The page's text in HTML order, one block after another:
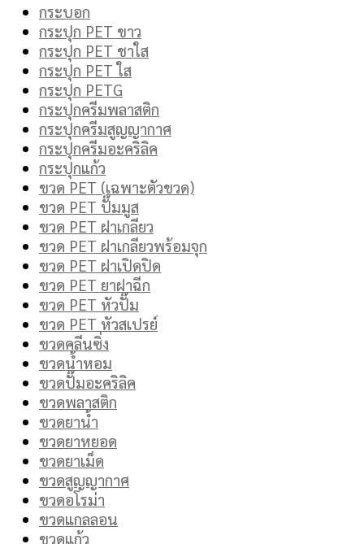
กระบอก
กระปุก PET ขาว
กระปุก PET ชาใส
กระปุก PET ใส
กระปุก PETG
กระปุกครีมพลาสติก
กระปุกครีมสูญญากาศ
กระปุกครีมอะคริลิค
กระปุกแก้ว
ขวด PET (เฉพาะตัวขวด)
ขวด PET ปั๊มมูส
ขวด PET ฝาเกลียว
ขวด PET ฝาเกลียวพร้อมจุก
ขวด PET ฝาเปิดปิด
ขวด PET ยาฝาฉีก
ขวด PET หัวปั๊ม
ขวด PET หัวสเปรย์
ขวดคลีนซิ่ง
ขวดน้ำหอม
ขวดปั๊มอะคริลิค
ขวดพลาสติก
ขวดยาน้ำ
ขวดยาหยอด
ขวดยาเม็ด
ขวดสูญญากาศ
ขวดอโรม่า
ขวดแกลลอน
ขวดแก้ว